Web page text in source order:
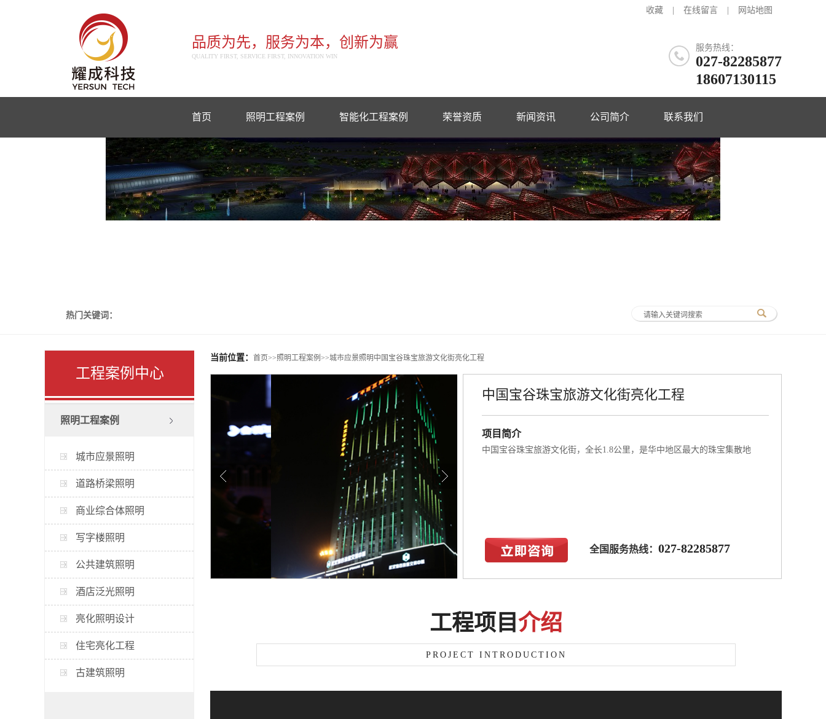
品质为先，服务为本，创新为赢
QUALITY FIRST, SERVICE FIRST, INNOVATION WIN
收藏 在线留言 网站地图
服务热线：
027-82285877
18607130115
首页 照明工程案例 智能化工程案例 荣誉资质 新闻资讯 公司简介 联系我们
热门关键词：
当前位置： 首页>>照明工程案例 >>城市应景照明中国宝谷珠宝旅游文化街亮化工程
中国宝谷珠宝旅游文化街亮化工程
项目简介
中国宝谷珠宝旅游文化街，全长1.8公里，是华中地区最大的珠宝集散地
全国服务热线： 027-82285877
工程项目 介绍
PROJECT INTRODUCTION
工程案例中心
照明工程案例
城市应景照明
道路桥梁照明
商业综合体照明
写字楼照明
公共建筑照明
酒店泛光照明
亮化照明设计
住宅亮化工程
古建筑照明